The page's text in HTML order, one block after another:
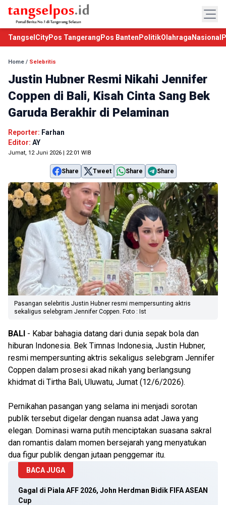
TangselCityPos Tangerang Pos Banten PolitikOlahraga Nasional
Home / Selebritis
Justin Hubner Resmi Nikahi Jennifer
Coppen di Bali, Kisah Cinta Sang Bek
Garuda Berakhir di Pelaminan
Reporter: Farhan
Editor: AY
Jumat, 12 Juni 2026 | 22:01 WIB
Share Tweet Share Share
Pasangan selebritis Justin Hubner resmi mempersunting aktris
sekaligus selebgram Jennifer Coppen. Foto : Ist
BALI - Kabar bahagia datang dari dunia sepak bola dan
hiburan Indonesia. Bek Timnas Indonesia, Justin Hubner,
resmi mempersunting aktris sekaligus selebgram Jennifer
Coppen dalam prosesi akad nikah yang berlangsung
khidmat di Tirtha Bali, Uluwatu, Jumat (12/6/2026).
Pernikahan pasangan yang selama ini menjadi sorotan
publik tersebut digelar dengan nuansa adat Jawa yang
elegan. Dominasi warna putih menciptakan suasana sakral
dan romantis dalam momen bersejarah yang menyatukan
dua figur publik dengan jutaan penggemar itu.
BACA JUGA
Gagal di Piala AFF 2026, John Herdman Bidik FIFA ASEAN
Cup